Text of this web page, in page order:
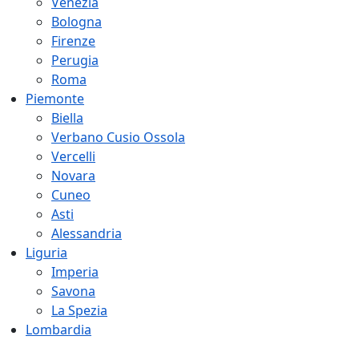
Bologna
Firenze
Perugia
Roma
Piemonte
Biella
Verbano Cusio Ossola
Vercelli
Novara
Cuneo
Asti
Alessandria
Liguria
Imperia
Savona
La Spezia
Lombardia